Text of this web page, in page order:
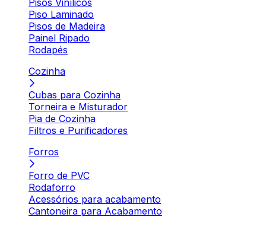
Pisos Vinílicos
Piso Laminado
Pisos de Madeira
Painel Ripado
Rodapés
Cozinha
Cubas para Cozinha
Torneira e Misturador
Pia de Cozinha
Filtros e Purificadores
Forros
Forro de PVC
Rodaforro
Acessórios para acabamento
Cantoneira para Acabamento